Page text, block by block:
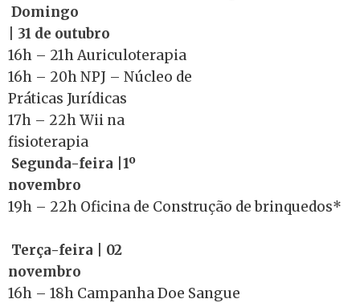
Domingo
| 31 de outubro
16h – 21h Auriculoterapia
16h – 20h NPJ – Núcleo de
Práticas Jurídicas
17h – 22h Wii na
fisioterapia
Segunda-feira |1º
novembro
19h – 22h Oficina de Construção de brinquedos*
Terça-feira | 02
novembro
16h – 18h Campanha Doe Sangue